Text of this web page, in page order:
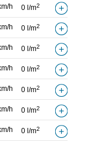
h 0 l/m2
h 0 l/m2
h 0 l/m2
h 0 l/m2
h 0 l/m2
h 0 l/m2
h 0 l/m2